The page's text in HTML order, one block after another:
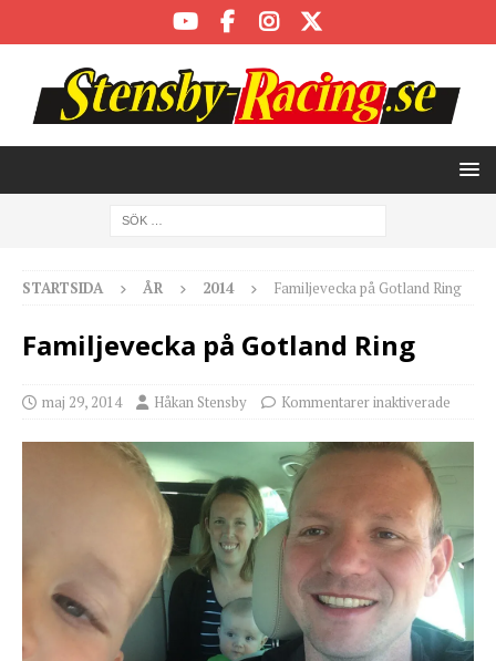
STARTSIDA ÅR 2014 Familjevecka på Gotland Ring
Familjevecka på Gotland Ring
maj 29, 2014 Håkan Stensby Kommentarer inaktiverade